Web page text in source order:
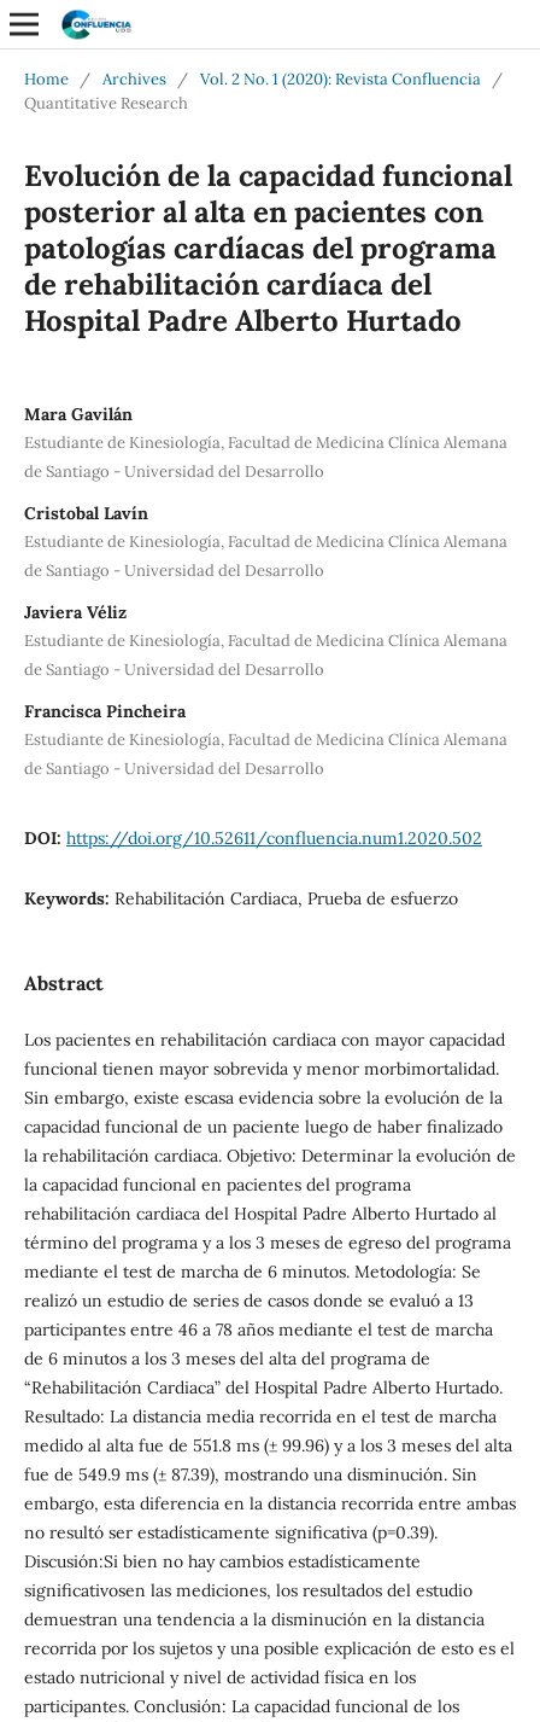
Home / Archives / Vol. 2 No. 1 (2020): Revista Confluencia
/
Quantitative Research
Evolución de la capacidad funcional
posterior al alta en pacientes con
patologías cardíacas del programa
de rehabilitación cardíaca del
Hospital Padre Alberto Hurtado
Mara Gavilán
Estudiante de Kinesiología, Facultad de Medicina Clínica Alemana
de Santiago - Universidad del Desarrollo
Cristobal Lavín
Estudiante de Kinesiología, Facultad de Medicina Clínica Alemana
de Santiago - Universidad del Desarrollo
Javiera Véliz
Estudiante de Kinesiología, Facultad de Medicina Clínica Alemana
de Santiago - Universidad del Desarrollo
Francisca Pincheira
Estudiante de Kinesiología, Facultad de Medicina Clínica Alemana
de Santiago - Universidad del Desarrollo
DOI: https://doi.org/10.52611/confluencia.num1.2020.502
Keywords: Rehabilitación Cardiaca, Prueba de esfuerzo
Abstract
Los pacientes en rehabilitación cardiaca con mayor capacidad
funcional tienen mayor sobrevida y menor morbimortalidad.
Sin embargo, existe escasa evidencia sobre la evolución de la
capacidad funcional de un paciente luego de haber finalizado
la rehabilitación cardiaca. Objetivo: Determinar la evolución de
la capacidad funcional en pacientes del programa
rehabilitación cardiaca del Hospital Padre Alberto Hurtado al
término del programa y a los 3 meses de egreso del programa
mediante el test de marcha de 6 minutos. Metodología: Se
realizó un estudio de series de casos donde se evaluó a 13
participantes entre 46 a 78 años mediante el test de marcha
de 6 minutos a los 3 meses del alta del programa de
“Rehabilitación Cardiaca” del Hospital Padre Alberto Hurtado.
Resultado: La distancia media recorrida en el test de marcha
medido al alta fue de 551.8 ms (± 99.96) y a los 3 meses del alta
fue de 549.9 ms (± 87.39), mostrando una disminución. Sin
embargo, esta diferencia en la distancia recorrida entre ambas
no resultó ser estadísticamente significativa (p=0.39).
Discusión:Si bien no hay cambios estadísticamente
significativosen las mediciones, los resultados del estudio
demuestran una tendencia a la disminución en la distancia
recorrida por los sujetos y una posible explicación de esto es el
estado nutricional y nivel de actividad física en los
participantes. Conclusión: La capacidad funcional de los